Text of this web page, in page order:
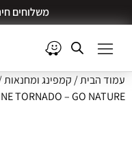
משלוחים
עמוד הבית/ קמפינג ומחנאות
TORNADO – GO NATURE